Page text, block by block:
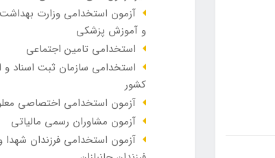
آزمون استخدامی وزارت
و آموزش پزشکی
استخدامی تامین اجتماعی
استخدامی سازمان ثبت اسناد و
کشور
آزمون استخدامی اختصاصی
آزمون مشاوران رسمی مالیاتی
آزمون استخدامی فرزندان شهدا